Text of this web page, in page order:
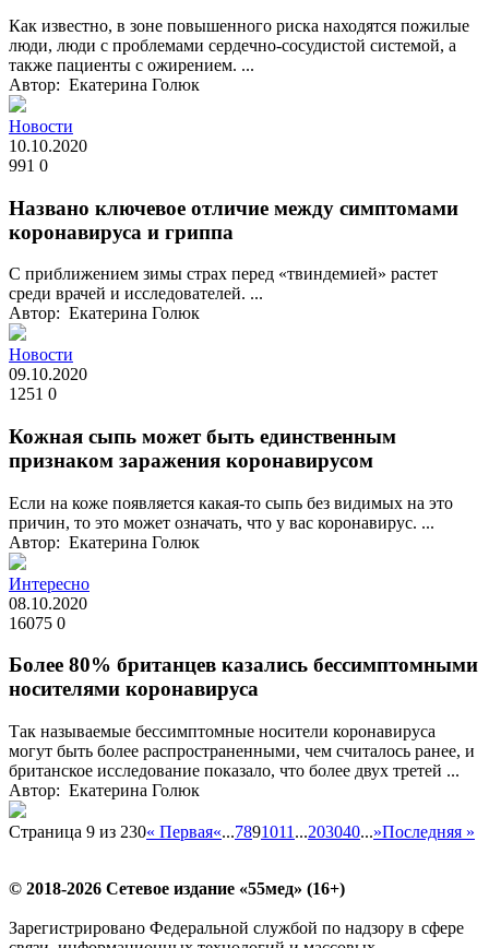
Как известно, в зоне повышенного риска находятся пожилые
люди, люди с проблемами сердечно-сосудистой системой, а
также пациенты с ожирением. ...
Автор: Екатерина Голюк
Новости
10.10.2020
991 0
Названо ключевое отличие между симптомами
коронавируса и гриппа
С приближением зимы страх перед «твиндемией» растет
среди врачей и исследователей. ...
Автор: Екатерина Голюк
Новости
09.10.2020
1251 0
Кожная сыпь может быть единственным
признаком заражения коронавирусом
Если на коже появляется какая-то сыпь без видимых на это
причин, то это может означать, что у вас коронавирус. ...
Автор: Екатерина Голюк
Интересно
08.10.2020
16075 0
Более 80% британцев казались бессимптомными
носителями коронавируса
Так называемые бессимптомные носители коронавируса
могут быть более распространенными, чем считалось ранее, и
британское исследование показало, что более двух третей ...
Автор: Екатерина Голюк
Страница 9 из 230« Первая«...7891011 ...203040...»Последняя »
© 2018-2026 Сетевое издание «55мед» (16+)
Зарегистрировано Федеральной службой по надзору в сфере